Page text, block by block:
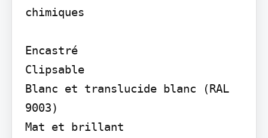
chimiques
Encastré
Clipsable
Blanc et translucide blanc (RAL
9003)
Mat et brillant